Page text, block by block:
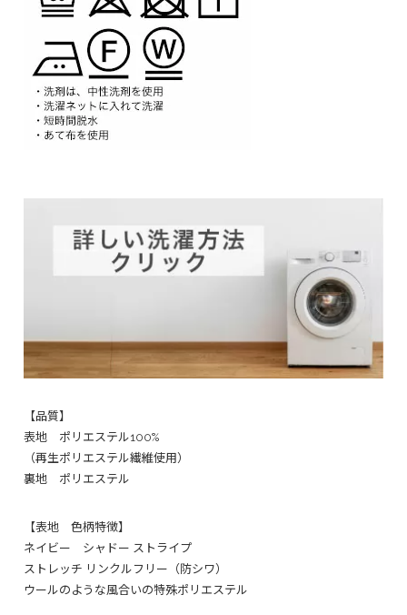
【品質】
表地 ポリエステル100%
（再生ポリエステル繊維使用）
裏地 ポリエステル
【表地 色柄特徴】
ネイビー シャドー ストライプ
ストレッチ リンクルフリー（防シワ）
ウールのような風合いの特殊ポリエステル